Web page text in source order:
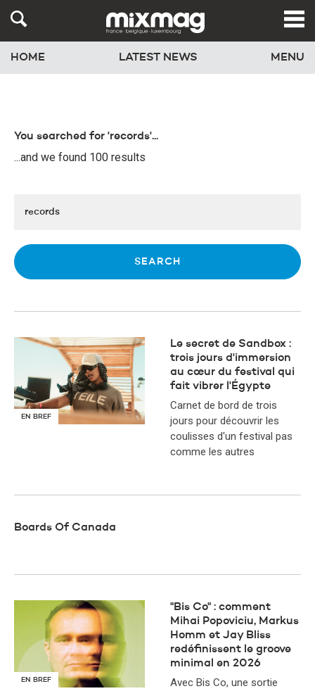
HOME LATEST NEWS MENU
You searched for 'records'...
...and we found 100 results
EN BREF
Le secret de Sandbox :
trois jours d'immersion
au cœur du festival qui
fait vibrer l'Égypte
Carnet de bord de trois
jours pour découvrir les
coulisses d'un festival pas
comme les autres
Boards Of Canada
EN BREF
"Bis Co" : comment
Mihai Popoviciu, Markus
Homm et Jay Bliss
redéfinissent le groove
minimal en 2026
Avec Bis Co, une sortie